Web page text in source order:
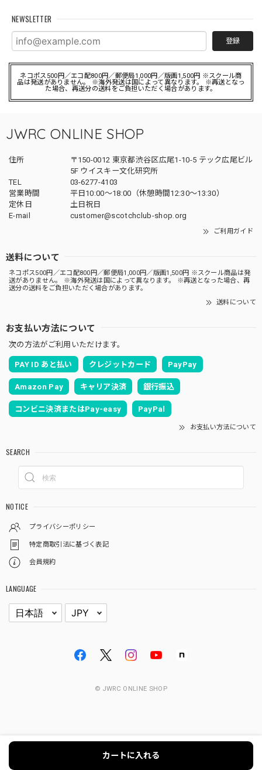
NEWSLETTER
登録
ネコポス500円／エコ配800円／郵便局1,000円／版画1,500円 ※スクール商
品は発送がありません。 ※海外発送は国によって異なります。 ※再送となっ
た場合、再送分の送料をご負担いただく場合があります。
JWRC ONLINE SHOP
住所
〒150-0012 東京都渋谷区広尾1-10-5 テック広尾ビル
5F ウイスキー文化研究所
TEL
03-6277-4103
営業時間
平日10:00～18:00（休憩時間12:30～13:30）
定休日
土日祝日
E-mail
customer@scotchclub-shop.org
ご利用ガイド
送料について
ネコポス500円／エコ配800円／郵便局1,000円／版画1,500円 ※スクール商品は発
送がありません。 ※海外発送は国によって異なります。 ※再送となった場合、再
送分の送料をご負担いただく場合があります。
送料について
お支払い方法について
次の方法がご利用いただけます。
PAY ID あと払い クレジットカード PayPay
Amazon Pay キャリア決済 銀行振込
コンビニ決済またはPay-easy PayPal
お支払い方法について
SEARCH
NOTICE
プライバシーポリシー
特定商取引法に基づく表記
会員規約
LANGUAGE
© JWRC ONLINE SHOP
カートに入れる